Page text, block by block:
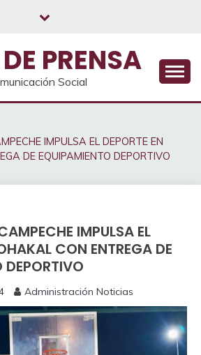
PRENSA
Social
IMPULSA EL DEPORTE EN
DE EQUIPAMIENTO DEPORTIVO
IMPULSA EL
CON ENTREGA DE
DEPORTIVO
Administración Noticias